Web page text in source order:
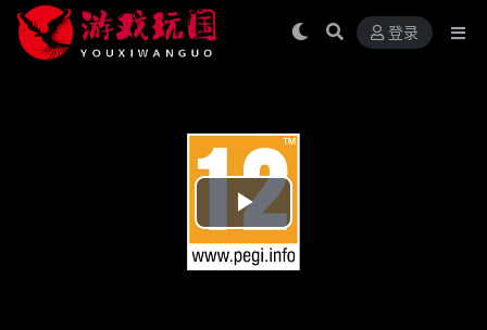
登录
Play
Video